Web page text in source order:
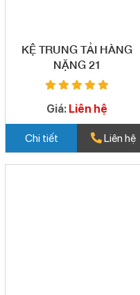
KỆ TRUNG TẢI HÀNG
NẶNG 21
Giá: Liên hệ
Chi tiết Liên hệ